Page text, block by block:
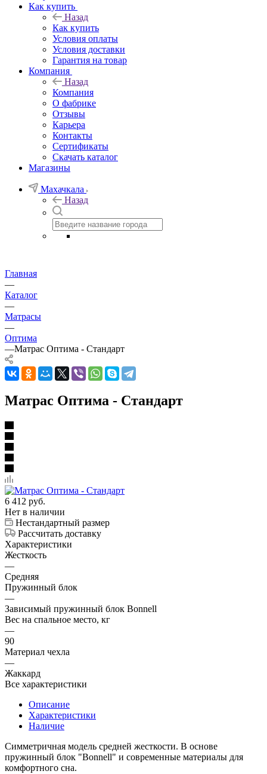
Как купить
Назад
Как купить
Условия оплаты
Условия доставки
Гарантия на товар
Компания
Назад
Компания
О фабрике
Отзывы
Карьера
Контакты
Сертификаты
Скачать каталог
Магазины
Махачкала
Назад
Главная
—
Каталог
—
Матрасы
—
Оптима
—Матрас Оптима - Стандарт
Матрас Оптима - Стандарт
6 412 руб.
Нет в наличии
Нестандартный размер
Рассчитать доставку
Характеристики
Жесткость
—
Средняя
Пружинный блок
—
Зависимый пружинный блок Bonnell
Вес на спальное место, кг
—
90
Материал чехла
—
Жаккард
Все характеристики
Описание
Характеристики
Наличие
Симметричная модель средней жесткости. В основе
пружинный блок "Bonnell" и современные материалы для
комфортного сна.